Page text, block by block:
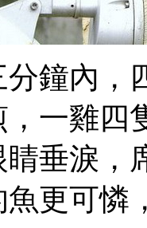
鐘內，
一雞四
垂淚，
更可